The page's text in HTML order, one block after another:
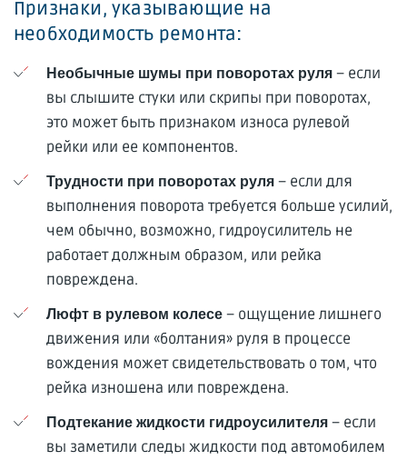
Признаки, указывающие на
необходимость ремонта:
Необычные шумы при поворотах руля – если
вы слышите стуки или скрипы при поворотах,
это может быть признаком износа рулевой
рейки или ее компонентов.
Трудности при поворотах руля – если для
выполнения поворота требуется больше усилий,
чем обычно, возможно, гидроусилитель не
работает должным образом, или рейка
повреждена.
Люфт в рулевом колесе – ощущение лишнего
движения или «болтания» руля в процессе
вождения может свидетельствовать о том, что
рейка изношена или повреждена.
Подтекание жидкости гидроусилителя – если
вы заметили следы жидкости под автомобилем